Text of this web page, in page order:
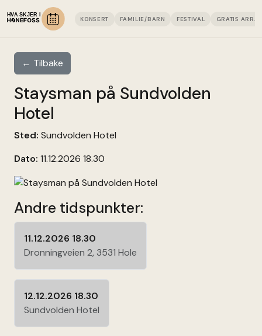
KONSERT FAMILIE/BARN FESTIVAL GRATIS
← Tilbake
Staysman på Sundvolden
Hotel
Sted: Sundvolden Hotel
Dato: 11.12.2026 18.30
Andre tidspunkter:
11.12.2026 18.30
Dronningveien 2, 3531 Hole
12.12.2026 18.30
Sundvolden Hotel